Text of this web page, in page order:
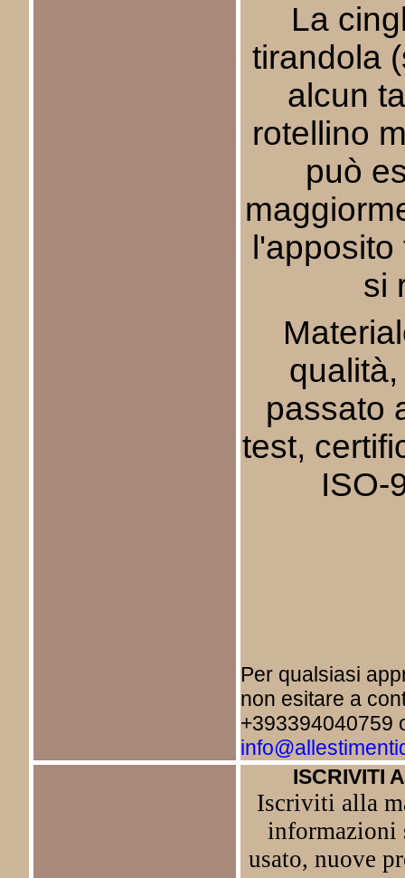
La
tirandola
alcun
rotellino
può
si
passato
test,
ISO-
Per qualsiasi
non esitare a
+393394040759
ISCRIVITI
Iscriviti alla
informazioni
usato, nuove